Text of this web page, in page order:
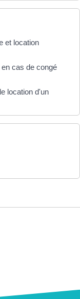
et location
cas de congé
location d'un